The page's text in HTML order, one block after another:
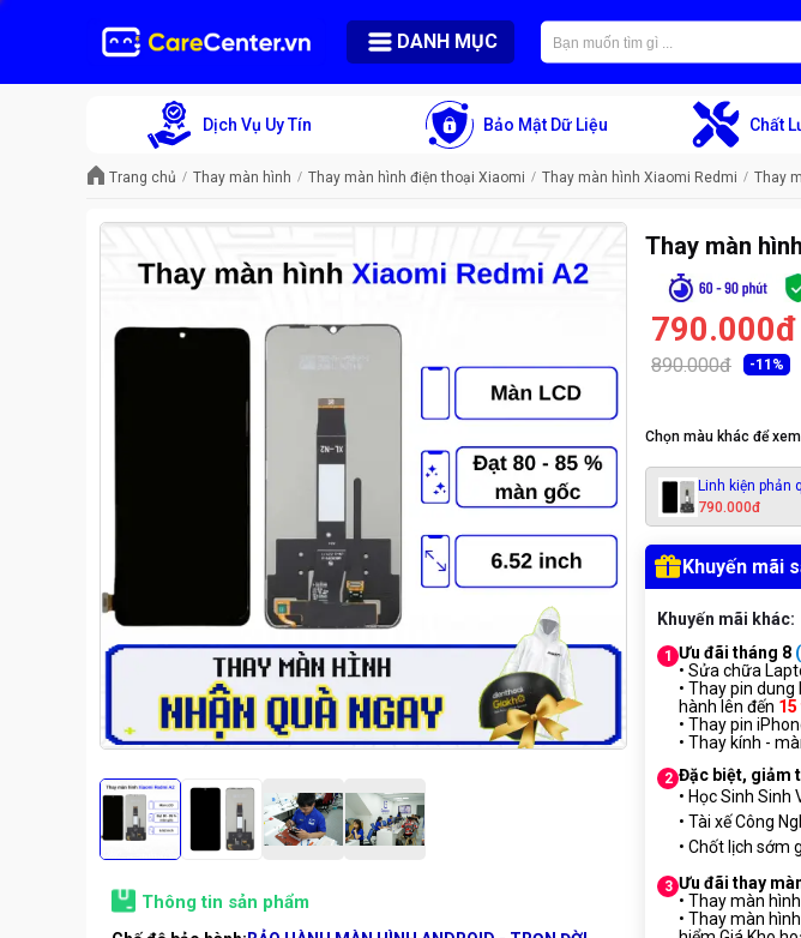
DANH MỤC
Dịch Vụ Uy Tín Bảo Mật Dữ Liệu Chất
Trang chủ Thay màn hình Thay màn hình điện thoại Xiaomi Thay màn hình Xiaomi Redmi Thay
Thông tin sản phẩm
Thay màn
790.000đ
890.000đ -11 %
Chọn màu khác để
Linh kiện phản
790.000đ
Khuyến mãi
Khuyến mãi khác:
1 Ưu đãi tháng 8
• Sửa chữa
• Thay pin
hành lên đến
• Thay pin
• Thay kính -
2 Đặc biệt, giảm
• Học Sinh
• Tài xế Công
• Chốt lịch sớm
3 Ưu đãi thay
• Thay màn
• Thay màn